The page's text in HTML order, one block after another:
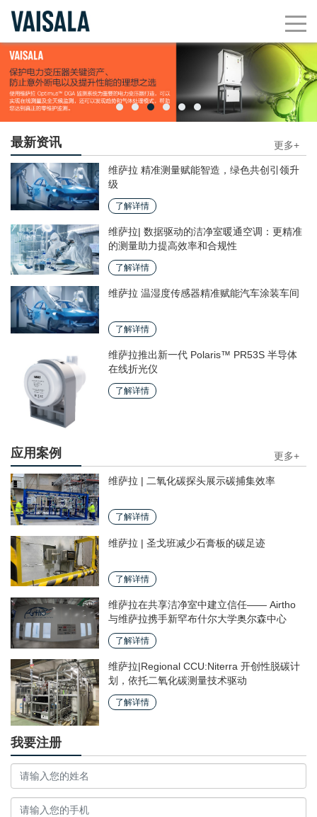
最新资讯 更多+
维萨拉 精准测量赋能智造，绿色共创引领升
级
了解详情
维萨拉| 数据驱动的洁净室暖通空调：更精准
的测量助力提高效率和合规性
了解详情
维萨拉 温湿度传感器精准赋能汽车涂装车间
了解详情
维萨拉推出新一代 Polaris™ PR53S 半导体
在线折光仪
了解详情
应用案例 更多+
维萨拉 | 二氧化碳探头展示碳捕集效率
了解详情
维萨拉 | 圣戈班减少石膏板的碳足迹
了解详情
维萨拉在共享洁净室中建立信任—— Airtho
与维萨拉携手新罕布什尔大学奥尔森中心
了解详情
维萨拉|Regional CCU:Niterra 开创性脱碳计
划，依托二氧化碳测量技术驱动
了解详情
我要注册